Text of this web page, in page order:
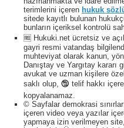
terimlerini içeren hukuk
sitede kayıtlı bulunan
bunların içeriksel kontrolü
🆓 Hukuki.net ücretsiz ve
gayri resmi vatandaş
muhteviyat olarak kanun,
Danıştay ve Yargıtay
avukat ve uzman kişilere
saklı olup, 🕲 telif hakkı
kopyalanamaz.
© Sayfalar demokrasi
içeren video veya yazılar
yapmaya izin verilmeyen